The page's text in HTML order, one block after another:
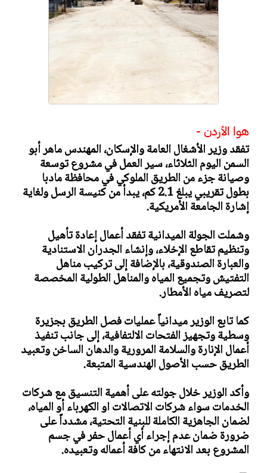
هوا الأردن -
​تفقد وزير الأشغال العامة والإسكان، المهندس ماهر أبو
السمن اليوم الثلاثاء، سير العمل في مشروع توسعة
وصيانة جزء من الطريق الملوكي في محافظة مادبا
بطول تقريبي يبلغ 2.1 كم، يبدأ من كنيسة الرسل ولغاية
إشارة الجامعة الأمريكية.
​وشملت الجولة الميدانية تفقد أعمال إعادة تأهيل
وتنظيم تقاطع الإخلاء، وإنشاء الجدران الاستنادية
والعبارة الصندوقية، بالإضافة إلى تركيب مناهل
التفتيش وتجميع المياه والمناهل الطولية المخصصة
لتصريف مياه الأمطار.
كما تابع الوزير ميدانياً عمليات فصل الطريق بجزيرة
وسطية وتجهيز الفتحات الالتفافية، إلى جانب تنفيذ
أعمال الإنارة والسلامة المرورية والدهان الساخن وتعبيد
الطريق حسب الأصول الهندسية المتبعة.
​وأكد الوزير خلال جولته على أهمية التنسيق مع شركات
الخدمات سواء شركات الاتصالات او الكهرباء أو المياه،
لضمان الجاهزية الكاملة للبنية التحتية، مشدداً على
ضرورة ضمان عدم إجراء أي أعمال حفر في جسم
المشروع بعد الانتهاء من كافة أعماله وتعبيده.